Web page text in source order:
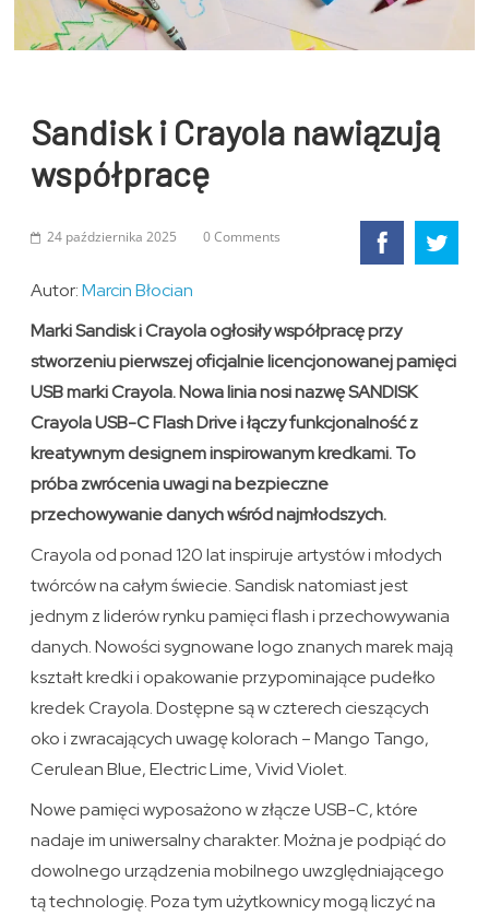
Sandisk i Crayola nawiązują
współpracę
24 października 2025 0 Comments
Autor:Marcin Błocian
Marki Sandisk i Crayola ogłosiły współpracę przy
stworzeniu pierwszej oficjalnie licencjonowanej pamięci
USB marki Crayola. Nowa linia nosi nazwę SANDISK
Crayola USB-C Flash Drive i łączy funkcjonalność z
kreatywnym designem inspirowanym kredkami. To
próba zwrócenia uwagi na bezpieczne
przechowywanie danych wśród najmłodszych.
Crayola od ponad 120 lat inspiruje artystów i młodych
twórców na całym świecie. Sandisk natomiast jest
jednym z liderów rynku pamięci flash i przechowywania
danych. Nowości sygnowane logo znanych marek mają
kształt kredki i opakowanie przypominające pudełko
kredek Crayola. Dostępne są w czterech cieszących
oko i zwracających uwagę kolorach – Mango Tango,
Cerulean Blue, Electric Lime, Vivid Violet.
Nowe pamięci wyposażono w złącze USB-C, które
nadaje im uniwersalny charakter. Można je podpiąć do
dowolnego urządzenia mobilnego uwzględniającego
tą technologię. Poza tym użytkownicy mogą liczyć na